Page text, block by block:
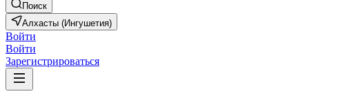
Поиск
Алхасты (Ингушетия)
Войти
Войти
Зарегистрироваться